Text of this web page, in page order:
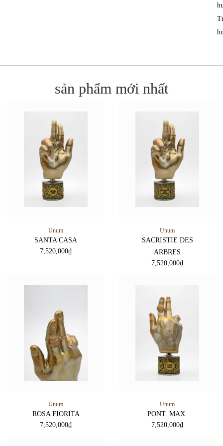
sản phẩm mới nhất
Unum
SANTA CASA
7,520,000₫
Unum
SACRISTIE DES
ARBRES
7,520,000₫
Unum
ROSA FIORITA
7,520,000₫
Unum
PONT. MAX.
7,520,000₫